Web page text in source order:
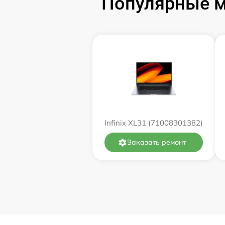
Замена оперативной памяти
Замена системы охлаждения
Замена термопасты
Замена экрана
Замена северного моста
Infinix XL31 (71008301382)
Заказать ремонт